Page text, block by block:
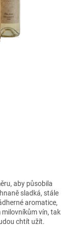
aby působila
sladká, stále
aromatice,
vín, tak
chtít užít.